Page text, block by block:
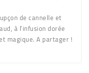
de cannelle et
à l’infusion dorée
magique. A partager !